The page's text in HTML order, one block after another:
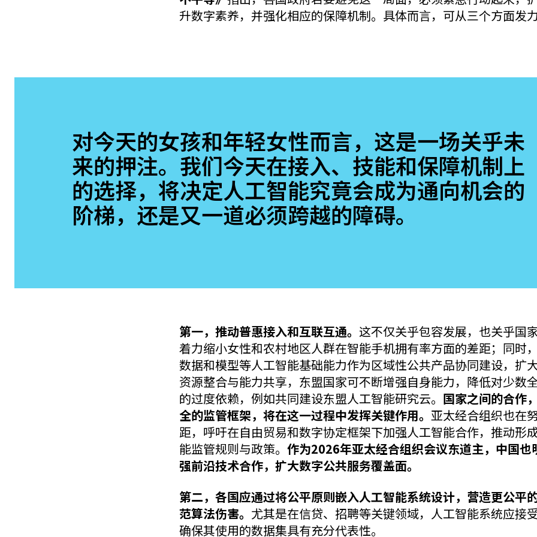
升数字素养，并强化相应的保障机制。具体而言，可从三个方面发
对今天的女孩和年轻女性而言，这是一场关乎未
来的押注。我们今天在接入、技能和保障机制上
的选择，将决定人工智能究竟会成为通向机会的
阶梯，还是又一道必须跨越的障碍。
第一，推动普惠接入和互联互通。 这不仅关乎包容发展，也关乎国
着力缩小女性和农村地区人群在智能手机拥有率方面的差距；同时
数据和模型等人工智能基础能力作为区域性公共产品协同建设，扩
资源整合与能力共享，东盟国家可不断增强自身能力，降低对少数
的过度依赖，例如共同建设东盟人工智能研究云。 国家之间的合作
全的监管框架，将在这一过程中发挥关键作用。 亚太经合组织也在
距，呼吁在自由贸易和数字协定框架下加强人工智能合作，推动形
能监管规则与政策。 作为2026年亚太经合组织会议东道主，中国也
强前沿技术合作，扩大数字公共服务覆盖面。
第二，各国应通过将公平原则嵌入人工智能系统设计，营造更公平
范算法伤害。 尤其是在信贷、招聘等关键领域，人工智能系统应接
确保其使用的数据集具有充分代表性。